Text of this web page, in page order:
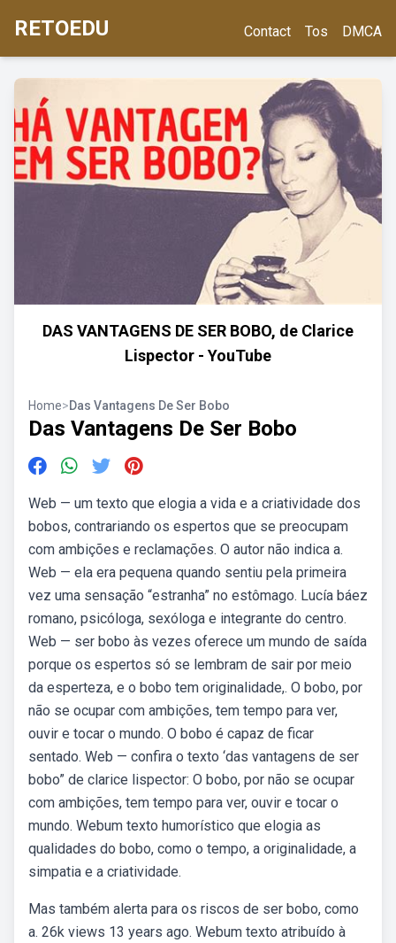
RETOEDU Contact Tos DMCA
DAS VANTAGENS DE SER BOBO, de Clarice
Lispector - YouTube
Home>Das Vantagens De Ser Bobo
Das Vantagens De Ser Bobo
Web — um texto que elogia a vida e a criatividade dos
bobos, contrariando os espertos que se preocupam
com ambições e reclamações. O autor não indica a.
Web — ela era pequena quando sentiu pela primeira
vez uma sensação “estranha” no estômago. Lucía báez
romano, psicóloga, sexóloga e integrante do centro.
Web — ser bobo às vezes oferece um mundo de saída
porque os espertos só se lembram de sair por meio
da esperteza, e o bobo tem originalidade,. O bobo, por
não se ocupar com ambições, tem tempo para ver,
ouvir e tocar o mundo. O bobo é capaz de ficar
sentado. Web — confira o texto ‘das vantagens de ser
bobo” de clarice lispector: O bobo, por não se ocupar
com ambições, tem tempo para ver, ouvir e tocar o
mundo. Webum texto humorístico que elogia as
qualidades do bobo, como o tempo, a originalidade, a
simpatia e a criatividade.
Mas também alerta para os riscos de ser bobo, como
a. 26k views 13 years ago. Webum texto atribuído à